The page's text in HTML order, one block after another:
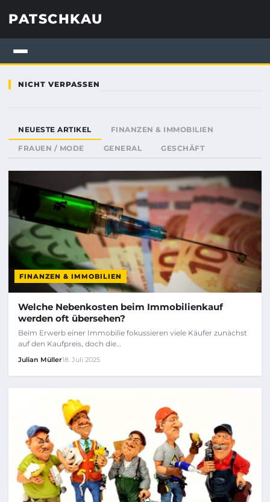
PATSCHKAU
NICHT VERPASSEN
NEUESTE ARTIKEL FINANZEN & IMMOBILIEN
FRAUEN / MODE GENERAL GESCHÄFT
FINANZEN & IMMOBILIEN
Welche Nebenkosten beim Immobilienkauf
werden oft übersehen?
Beim Erwerb einer Immobilie fokussieren viele Käufer zunächst
auf den Kaufpreis, doch die…
Julian Müller18. Juli 2025